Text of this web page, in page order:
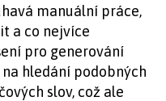
manuální práce,
a co nejvíce
pro generování
hledání podobných
slov, což ale